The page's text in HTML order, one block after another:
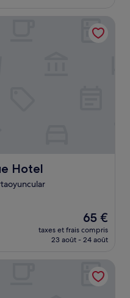
de
40 €
Hotel
Le
nouveau
prix
de
65 €
65 €
taxes et frais compris
23 août - 24 août